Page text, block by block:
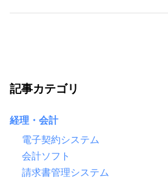
記事カテゴリ
経理・会計
電子契約システム
会計ソフト
請求書管理システム